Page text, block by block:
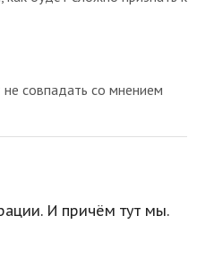
совпадать со мнением
И причём тут мы.